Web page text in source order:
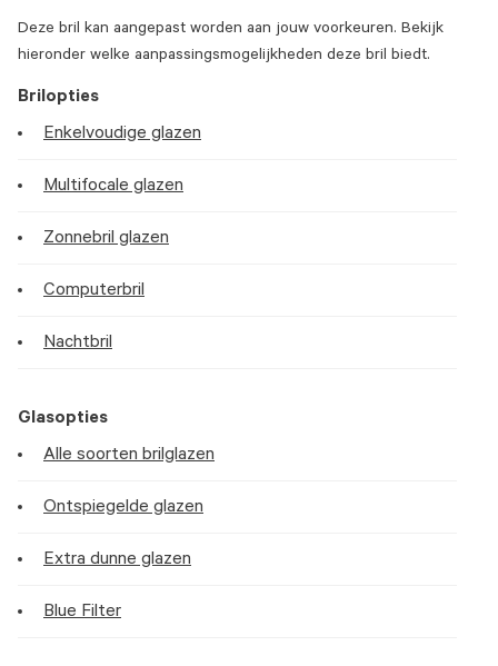
Deze bril kan aangepast worden aan jouw voorkeuren. Bekijk
hieronder welke aanpassingsmogelijkheden deze bril biedt.
Brilopties
Enkelvoudige glazen
Multifocale glazen
Zonnebril glazen
Computerbril
Nachtbril
Glasopties
Alle soorten brilglazen
Ontspiegelde glazen
Extra dunne glazen
Blue Filter